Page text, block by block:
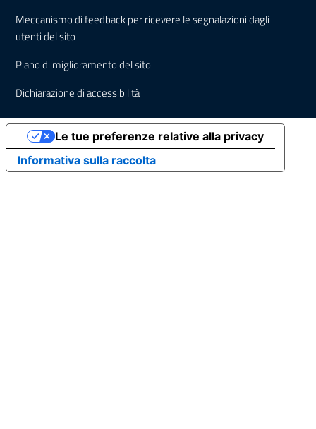
Meccanismo di feedback per ricevere le segnalazioni dagli
utenti del sito
Piano di miglioramento del sito
Dichiarazione di accessibilità
Informativa sulla raccolta
Le tue preferenze relative alla privacy